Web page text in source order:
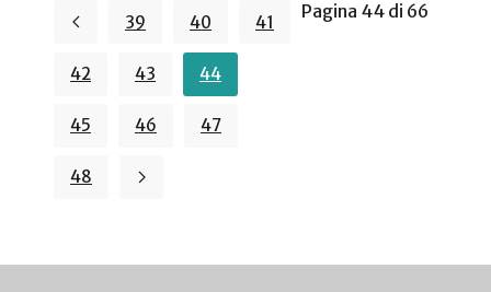
Pagina 44 di 66
39 40 41
42 43 44
45 46 47
48